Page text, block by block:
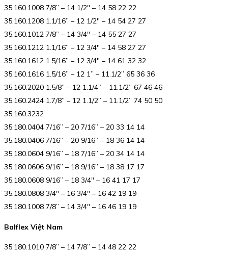
35.160.1008 7/8” – 14 1/2″ – 14 58 22 22
35.160.1208 1.1/16” – 12 1/2″ – 14 54 27 27
35.160.1012 7/8” – 14 3/4″ – 14 55 27 27
35.160.1212 1.1/16” – 12 3/4″ – 14 58 27 27
35.160.1612 1.5/16” – 12 3/4″ – 14 61 32 32
35.160.1616 1.5/16” – 12 1” – 11.1/2” 65 36 36
35.160.2020 1.5/8” – 12 1.1/4” – 11.1/2” 67 46 46
35.160.2424 1.7/8” – 12 1.1/2” – 11.1/2” 74 50 50
35.160.3232
35.180.0404 7/16” – 20 7/16” – 20 33 14 14
35.180.0406 7/16” – 20 9/16” – 18 36 14 14
35.180.0604 9/16” – 18 7/16” – 20 34 14 14
35.180.0606 9/16” – 18 9/16” – 18 38 17 17
35.180.0608 9/16” – 18 3/4″ – 16 41 17 17
35.180.0808 3/4″ – 16 3/4″ – 16 42 19 19
35.180.1008 7/8” – 14 3/4″ – 16 46 19 19
Balflex Việt Nam
35.180.1010 7/8” – 14 7/8” – 14 48 22 22